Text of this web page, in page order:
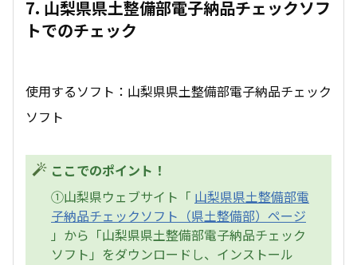
7. 山梨県県土整備部電子納品チェックソフ
トでのチェック
使用するソフト：山梨県県土整備部電子納品チェック
ソフト
ここでのポイント！
①山梨県ウェブサイト「 山梨県県土整備部電
子納品チェックソフト（県土整備部）ページ
」から「山梨県県土整備部電子納品チェック
ソフト」をダウンロードし、インストール